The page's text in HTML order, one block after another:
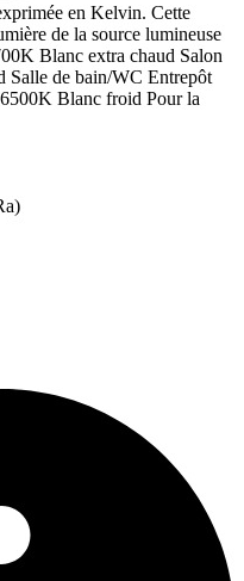
en Kelvin. Cette
de la source lumineuse
Blanc extra chaud Salon
Salle de bain/WC Entrepôt
Blanc froid Pour la